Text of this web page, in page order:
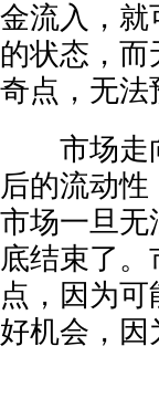
金流入，就
的状态，
奇点，无法
市场走向
后的流动
市场一旦无
底结束了
点，因为
好机会，因